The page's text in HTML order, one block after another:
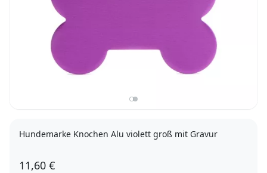
Hundemarke Knochen Alu violett groß mit Gravur
11,60 €